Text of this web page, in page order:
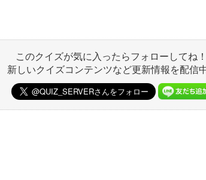
このクイズが気に入ったらフォローしてね！
新しいクイズコンテンツなど更新情報を配信